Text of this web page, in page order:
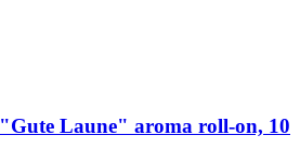
"Gute Laune" aroma roll-​on, 10